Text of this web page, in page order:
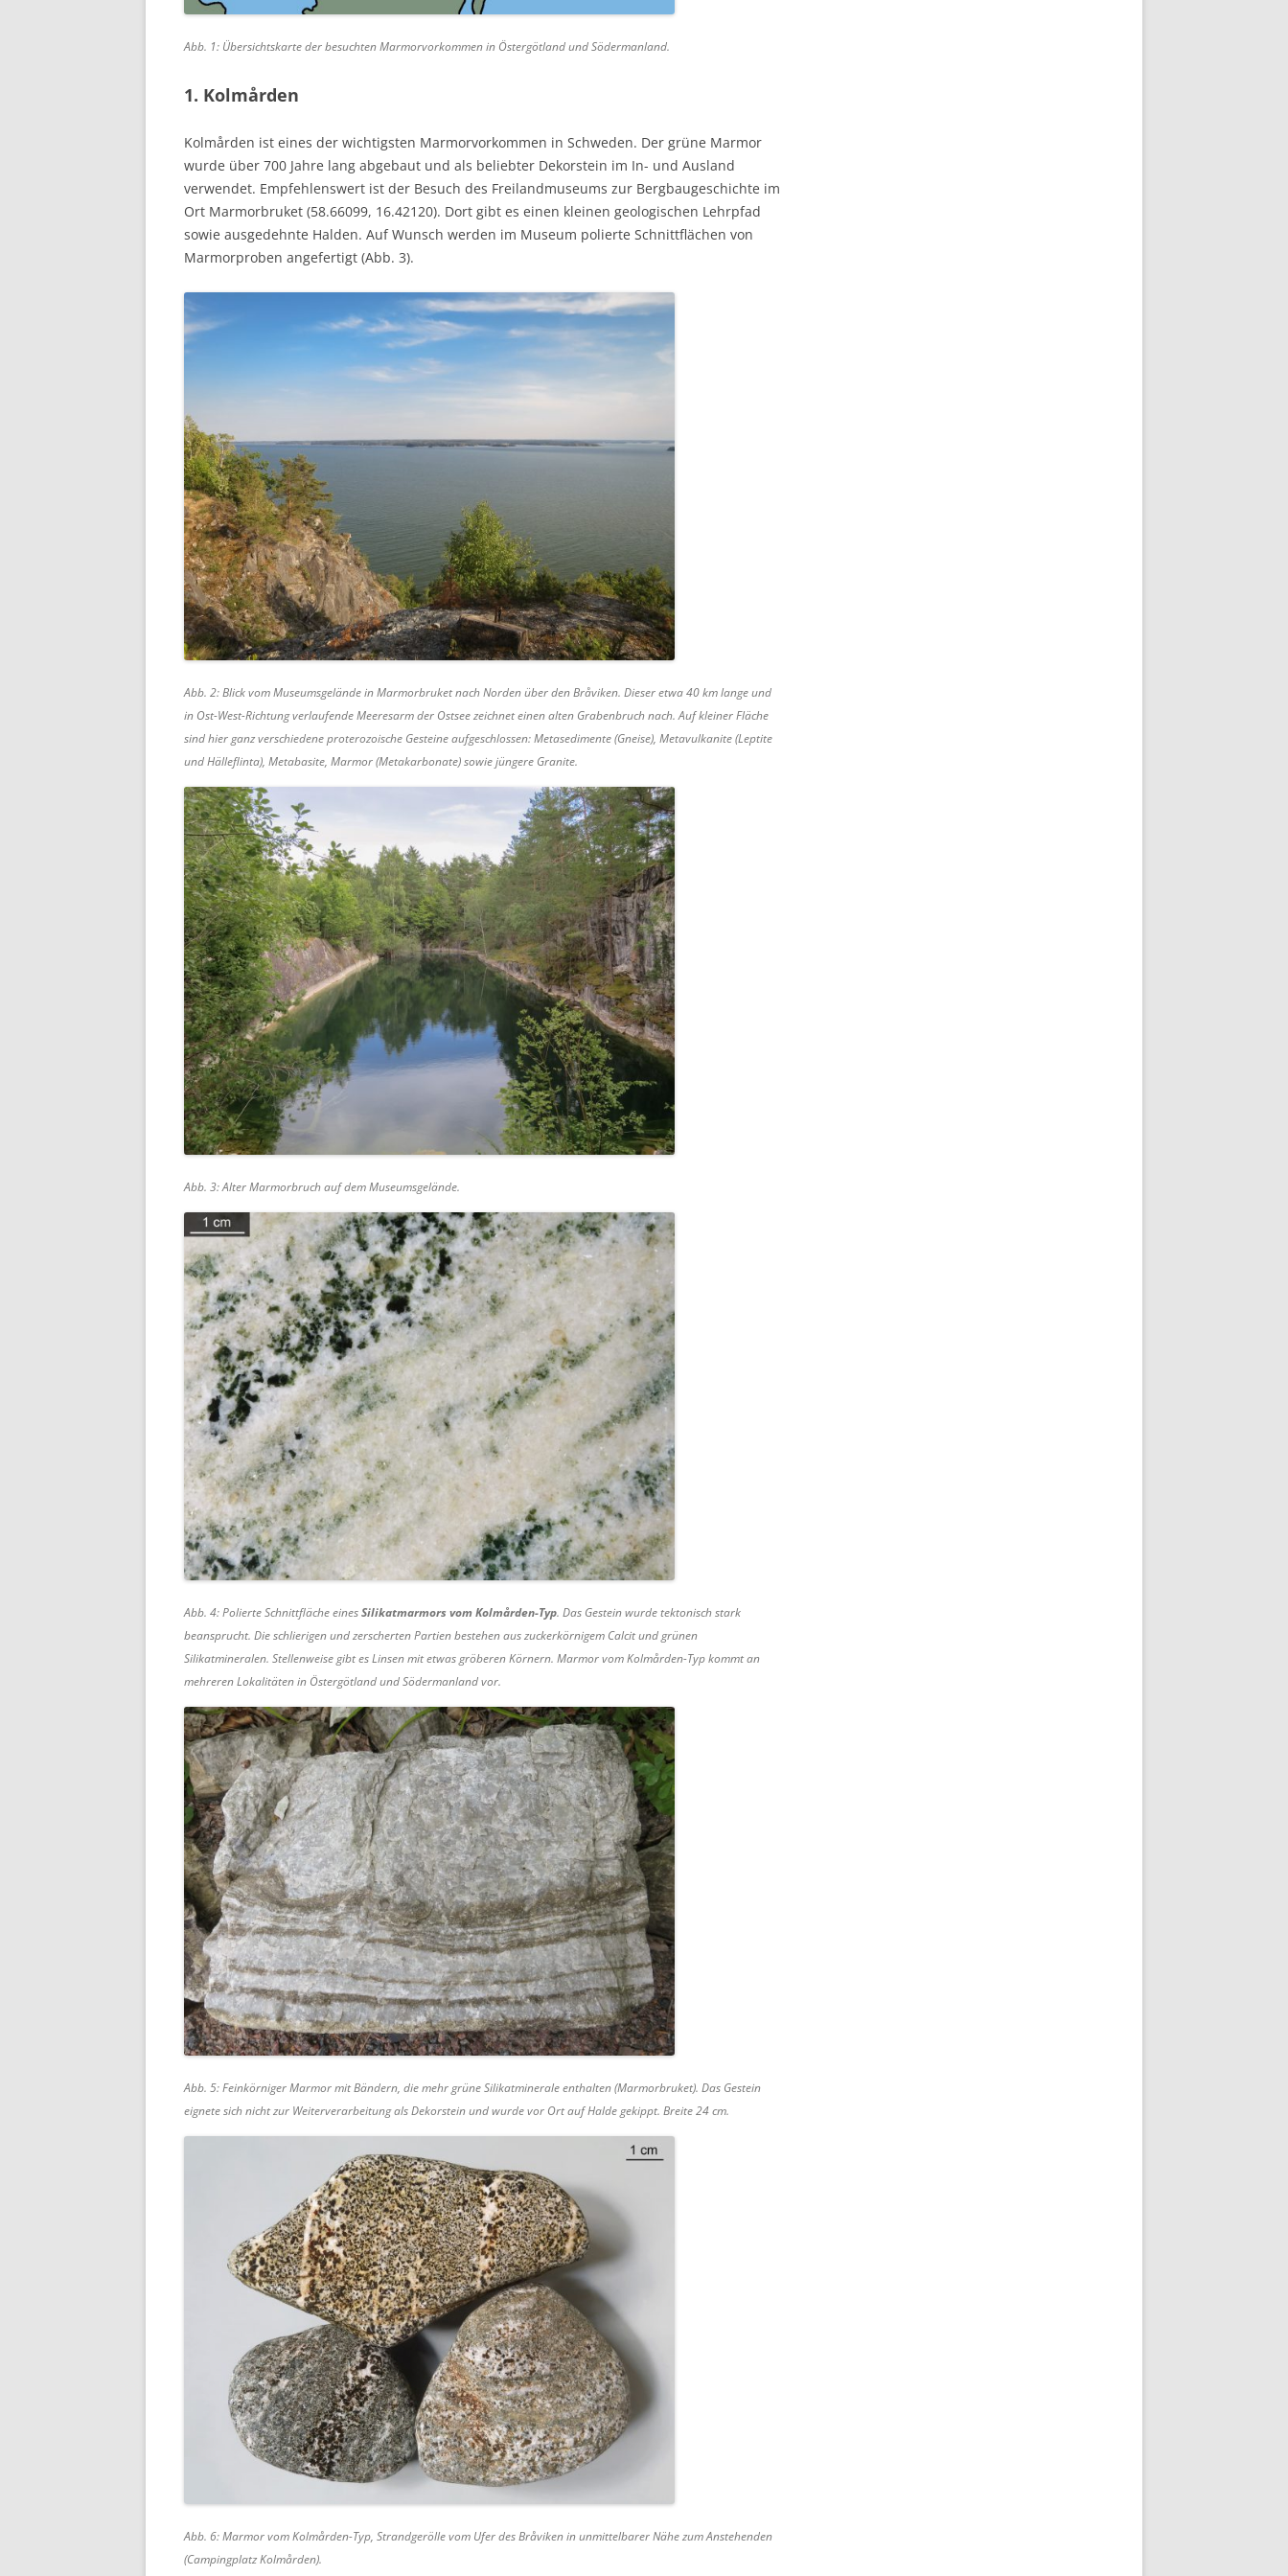
Abb. 1: Übersichtskarte der besuchten Marmorvorkommen in Östergötland und Södermanland.
1. Kolmården
Kolmården ist eines der wichtigsten Marmorvorkommen in Schweden. Der grüne Marmor
wurde über 700 Jahre lang abgebaut und als beliebter Dekorstein im In- und Ausland
verwendet. Empfehlenswert ist der Besuch des Freilandmuseums zur Bergbaugeschichte im
Ort Marmorbruket (58.66099, 16.42120). Dort gibt es einen kleinen geologischen Lehrpfad
sowie ausgedehnte Halden. Auf Wunsch werden im Museum polierte Schnittflächen von
Marmorproben angefertigt (Abb. 3).
Abb. 2: Blick vom Museumsgelände in Marmorbruket nach Norden über den Bråviken. Dieser etwa 40 km lange und
in Ost-West-Richtung verlaufende Meeresarm der Ostsee zeichnet einen alten Grabenbruch nach. Auf kleiner Fläche
sind hier ganz verschiedene proterozoische Gesteine aufgeschlossen: Metasedimente (Gneise), Metavulkanite (Leptite
und Hälleflinta), Metabasite, Marmor (Metakarbonate) sowie jüngere Granite.
Abb. 3: Alter Marmorbruch auf dem Museumsgelände.
Abb. 4: Polierte Schnittfläche einesSilikatmarmors vom Kolmården-Typ. Das Gestein wurde tektonisch stark
beansprucht. Die schlierigen und zerscherten Partien bestehen aus zuckerkörnigem Calcit und grünen
Silikatmineralen. Stellenweise gibt es Linsen mit etwas gröberen Körnern. Marmor vom Kolmården-Typ kommt an
mehreren Lokalitäten in Östergötland und Södermanland vor.
Abb. 5: Feinkörniger Marmor mit Bändern, die mehr grüne Silikatminerale enthalten (Marmorbruket). Das Gestein
eignete sich nicht zur Weiterverarbeitung als Dekorstein und wurde vor Ort auf Halde gekippt. Breite 24 cm.
Abb. 6: Marmor vom Kolmården-Typ, Strandgerölle vom Ufer des Bråviken in unmittelbarer Nähe zum Anstehenden
(Campingplatz Kolmården).